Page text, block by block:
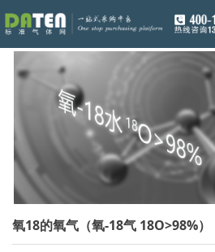
氧18的氧气（氧-18气 18O>98%）